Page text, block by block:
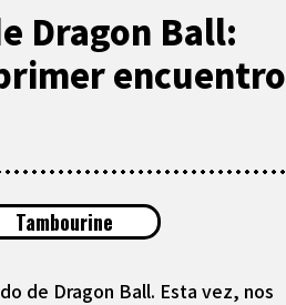
Dragon Ball:
encuentro
Tambourine
de Dragon Ball. Esta vez, nos